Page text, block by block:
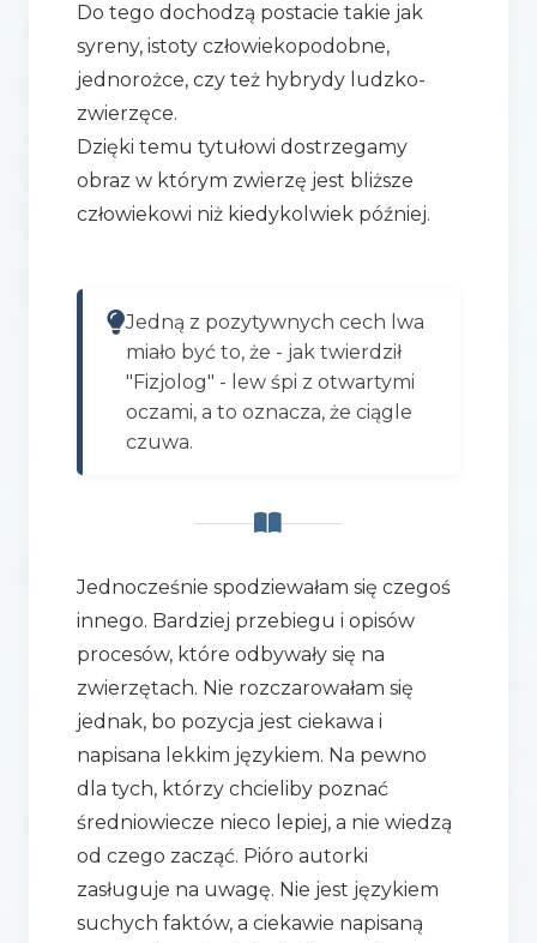
Do tego dochodzą postacie takie jak
syreny, istoty człowiekopodobne,
jednorożce, czy też hybrydy ludzko-
zwierzęce.
Dzięki temu tytułowi dostrzegamy
obraz w którym zwierzę jest bliższe
człowiekowi niż kiedykolwiek później.
Jedną z pozytywnych cech lwa
miało być to, że - jak twierdził
"Fizjolog" - lew śpi z otwartymi
oczami, a to oznacza, że ciągle
czuwa.
Jednocześnie spodziewałam się czegoś
innego. Bardziej przebiegu i opisów
procesów, które odbywały się na
zwierzętach. Nie rozczarowałam się
jednak, bo pozycja jest ciekawa i
napisana lekkim językiem. Na pewno
dla tych, którzy chcieliby poznać
średniowiecze nieco lepiej, a nie wiedzą
od czego zacząć. Pióro autorki
zasługuje na uwagę. Nie jest językiem
suchych faktów, a ciekawie napisaną